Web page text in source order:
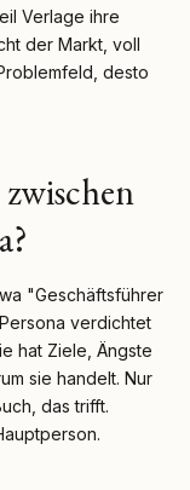
Verlage ihre
der Markt, voll
desto
"Geschäftsführer
verdichtet
hat Ziele, Ängste
sie handelt. Nur
das trifft.